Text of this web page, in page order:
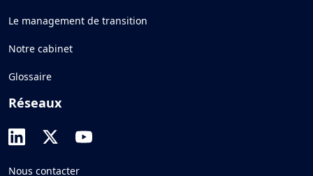
Le management de transition
Notre cabinet
Glossaire
Réseaux
Nous contacter